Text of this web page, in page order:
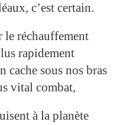
c’est certain.
réchauffement
rapidement
cache sous nos bras
vital combat,
à la planète